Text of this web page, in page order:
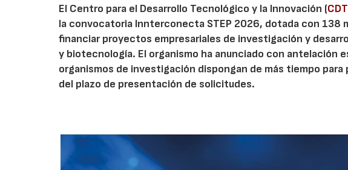
El Centro para el Desarrollo Tecnológico y la Innovación (
la convocatoria Innterconecta STEP 2026, dotada con 138
financiar proyectos empresariales de investigación y
y biotecnología. El organismo ha anunciado con antelación
organismos de investigación dispongan de más tiempo
del plazo de presentación de solicitudes.